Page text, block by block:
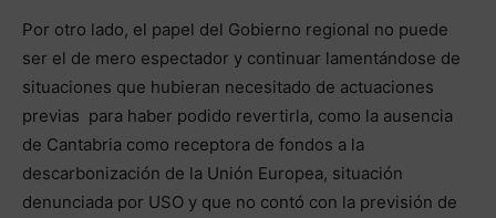
Por otro lado, el papel del Gobierno regional no puede
ser el de mero espectador y continuar lamentándose de
situaciones que hubieran necesitado de actuaciones
previas para haber podido revertirla, como la ausencia
de Cantabria como receptora de fondos a la
descarbonización de la Unión Europea, situación
denunciada por USO y que no contó con la previsión de